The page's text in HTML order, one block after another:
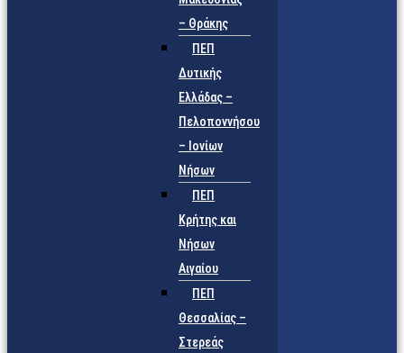
– Θράκης
ΠΕΠ
Δυτικής
Ελλάδας –
Πελοποννήσου
– Ιονίων
Νήσων
ΠΕΠ
Κρήτης και
Νήσων
Αιγαίου
ΠΕΠ
Θεσσαλίας –
Στερεάς